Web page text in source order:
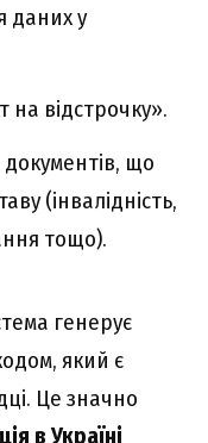
даних у
на відстрочку».
що
(інвалідність,
тощо).
генерує
який є
Це значно
в Україні